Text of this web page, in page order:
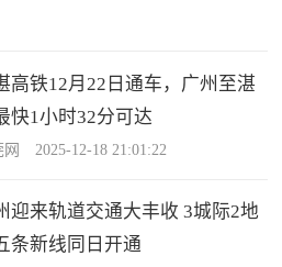
高铁12月22日通车，广州至湛
快1小时32分可达
网 2025-12-18 21:01:22
迎来轨道交通大丰收 3城际2地
条新线同日开通